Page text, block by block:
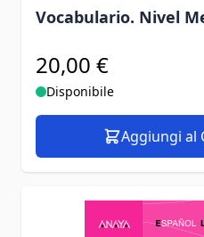
Vocabulario. Nivel
20,00 €
Disponibile
Aggiungi al